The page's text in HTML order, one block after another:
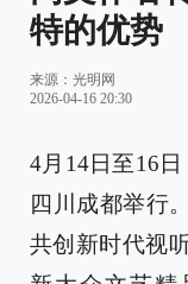
特的优势
来源： 光明网
2026-04-16 20:30
4月14日至16
四川成都举行
共创新时代视